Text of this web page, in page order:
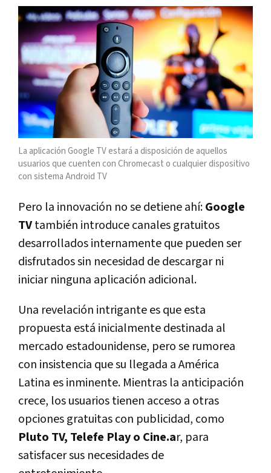
La aplicación Google TV estará a disposición de aquellos
usuarios que cuenten con Chromecast o cualquier dispositivo
con sistema Android TV
Pero la innovación no se detiene ahí:Google
TVtambién introduce canales gratuitos
desarrollados internamente que pueden ser
disfrutados sin necesidad de descargar ni
iniciar ninguna aplicación adicional.
Una revelación intrigante es que esta
propuesta está inicialmente destinada al
mercado estadounidense, pero se rumorea
con insistencia que su llegada a América
Latina es inminente. Mientras la anticipación
crece, los usuarios tienen acceso a otras
opciones gratuitas con publicidad, como
Pluto TV, Telefe Play o Cine.ar, para
satisfacer sus necesidades de